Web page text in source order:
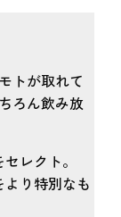
トが取れて
ろん飲み放
レクト。
り特別なも